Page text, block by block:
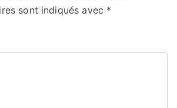
sont indiqués avec *